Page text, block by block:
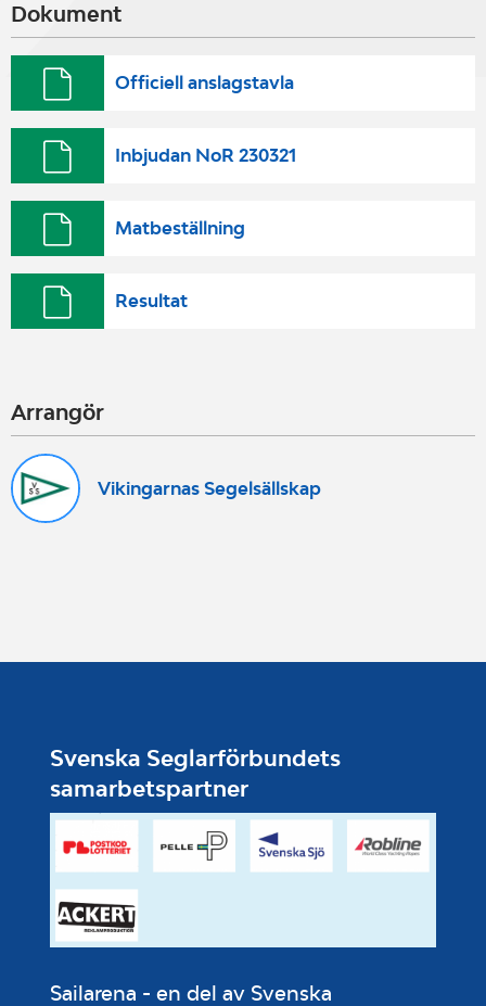
Dokument
Officiell anslagstavla
Inbjudan NoR 230321
Matbeställning
Resultat
Arrangör
Vikingarnas Segelsällskap
Svenska Seglarförbundets
samarbetspartner
Sailarena - en del av Svenska